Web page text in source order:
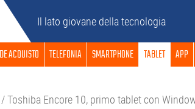
Il lato giovane della tecnologia
ACQUISTO TELEFONIA SMARTPHONE TABLET APP
/Toshiba Encore 10, primo tablet con